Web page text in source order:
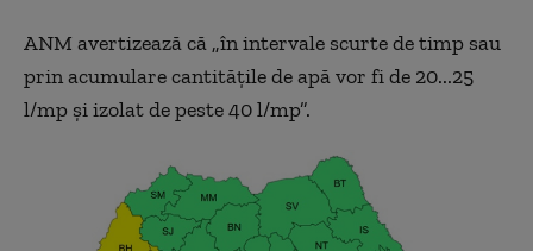
ANM avertizează că „în intervale scurte de timp sau
prin acumulare cantitățile de apă vor fi de 20...25
l/mp și izolat de peste 40 l/mp”.